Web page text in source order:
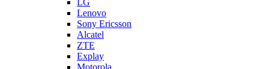
LG
Lenovo
Sony Ericsson
Alcatel
ZTE
Explay
Motorola